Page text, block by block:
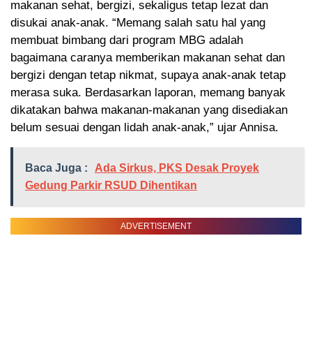
makanan sehat, bergizi, sekaligus tetap lezat dan
disukai anak-anak. “Memang salah satu hal yang
membuat bimbang dari program MBG adalah
bagaimana caranya memberikan makanan sehat dan
bergizi dengan tetap nikmat, supaya anak-anak tetap
merasa suka. Berdasarkan laporan, memang banyak
dikatakan bahwa makanan-makanan yang disediakan
belum sesuai dengan lidah anak-anak,” ujar Annisa.
Baca Juga :
Ada Sirkus, PKS Desak Proyek
Gedung Parkir RSUD Dihentikan
ADVERTISEMENT